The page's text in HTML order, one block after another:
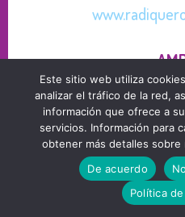
Los niños con sus
a la entrada del
iglesia simulando que
lamentos, para intentar
van en procesión rezando
Este sitio web utiliza
analizar el tráfico de la red,
información que ofrece a
servicios. Información para
obtener más detalles sobre
De acuerdo
Política